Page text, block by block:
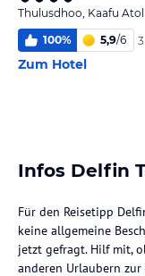
Thulusdhoo, Kaafu Atoll
100% 5,9/6
Zum Hotel
Infos Delfin
Für den Reisetipp
keine allgemeine
jetzt gefragt. Hilf mit,
anderen Urlaubern